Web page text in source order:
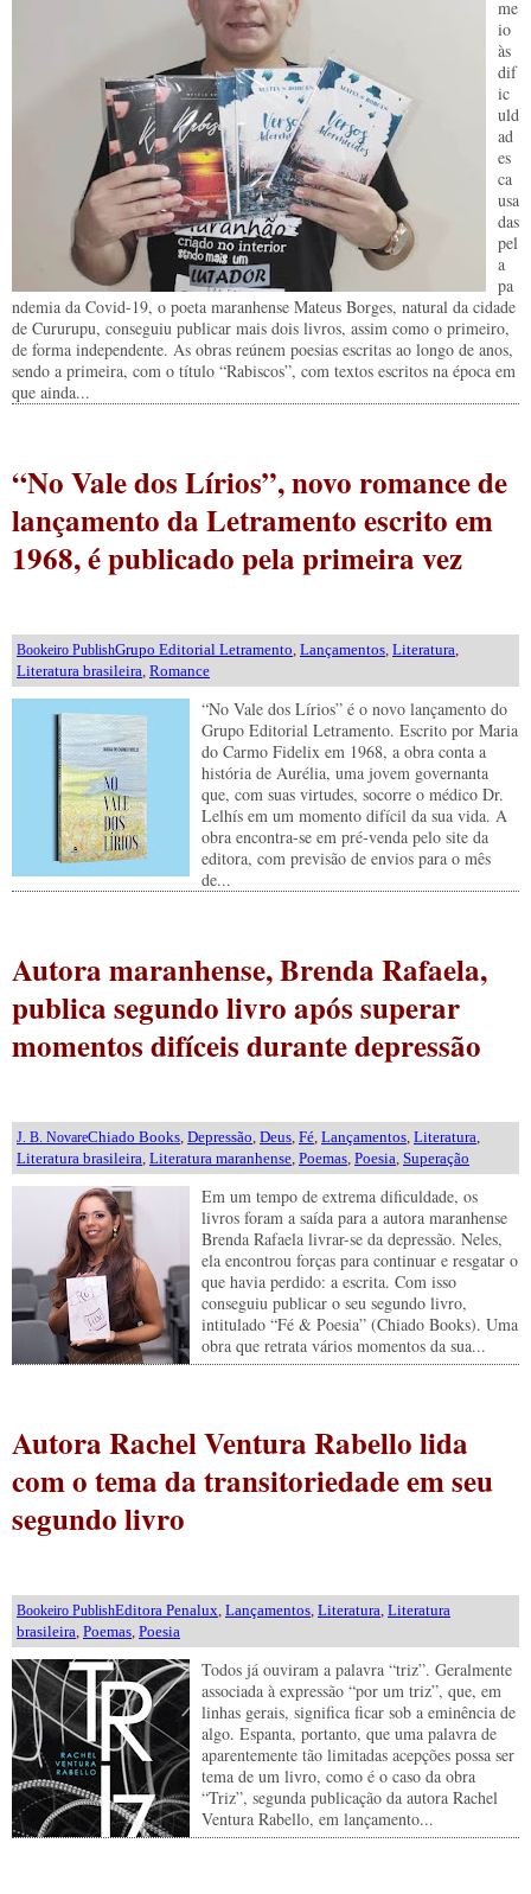
me
io
às
dif
ic
uld
ad
es
ca
usa
das
pel
a
pa
ndemia da Covid-19, o poeta maranhense Mateus Borges, natural da cidade
de Cururupu, conseguiu publicar mais dois livros, assim como o primeiro,
de forma independente. As obras reúnem poesias escritas ao longo de anos,
sendo a primeira, com o título “Rabiscos”, com textos escritos na época em
que ainda...
“No Vale dos Lírios”, novo romance de
lançamento da Letramento escrito em
1968, é publicado pela primeira vez
Bookeiro PublishGrupo Editorial Letramento Lançamentos Literatura
Literatura brasileira Romance
“No Vale dos Lírios” é o novo lançamento do
Grupo Editorial Letramento. Escrito por Maria
do Carmo Fidelix em 1968, a obra conta a
história de Aurélia, uma jovem governanta
que, com suas virtudes, socorre o médico Dr.
Lelhís em um momento difícil da sua vida. A
obra encontra-se em pré-venda pelo site da
editora, com previsão de envios para o mês
de...
Autora maranhense, Brenda Rafaela,
publica segundo livro após superar
momentos difíceis durante depressão
J. B. NovareChiado Books Depressão Deus Fé Lançamentos Literatura
Literatura brasileira Literatura maranhense Poemas Poesia Superação
Em um tempo de extrema dificuldade, os
livros foram a saída para a autora maranhense
Brenda Rafaela livrar-se da depressão. Neles,
ela encontrou forças para continuar e resgatar o
que havia perdido: a escrita. Com isso
conseguiu publicar o seu segundo livro,
intitulado “Fé & Poesia” (Chiado Books). Uma
obra que retrata vários momentos da sua...
Autora Rachel Ventura Rabello lida
com o tema da transitoriedade em seu
segundo livro
Bookeiro PublishEditora Penalux Lançamentos Literatura Literatura
brasileira Poemas Poesia
Todos já ouviram a palavra “triz”. Geralmente
associada à expressão “por um triz”, que, em
linhas gerais, significa ficar sob a eminência de
algo. Espanta, portanto, que uma palavra de
aparentemente tão limitadas acepções possa ser
tema de um livro, como é o caso da obra
“Triz”, segunda publicação da autora Rachel
Ventura Rabello, em lançamento...